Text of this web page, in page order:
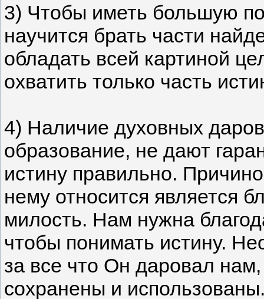
3) Чтобы иметь большую
научится брать части
обладать всей картиной
охватить только часть
4) Наличие духовных
образование, не дают
истину правильно.
нему относится является
милость. Нам нужна
чтобы понимать истину.
за все что Он даровал
сохранены и